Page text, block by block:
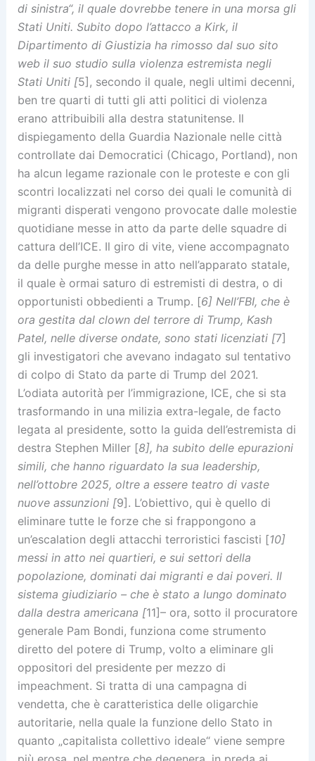
di sinistra“, il quale dovrebbe tenere in una morsa gli
Stati Uniti. Subito dopo l’attacco a Kirk, il
Dipartimento di Giustizia ha rimosso dal suo sito
web il suo studio sulla violenza estremista negli
Stati Uniti [5], secondo il quale, negli ultimi decenni,
ben tre quarti di tutti gli atti politici di violenza
erano attribuibili alla destra statunitense. Il
dispiegamento della Guardia Nazionale nelle città
controllate dai Democratici (Chicago, Portland), non
ha alcun legame razionale con le proteste e con gli
scontri localizzati nel corso dei quali le comunità di
migranti disperati vengono provocate dalle molestie
quotidiane messe in atto da parte delle squadre di
cattura dell’ICE. Il giro di vite, viene accompagnato
da delle purghe messe in atto nell’apparato statale,
il quale è ormai saturo di estremisti di destra, o di
opportunisti obbedienti a Trump. [6] Nell’FBI, che è
ora gestita dal clown del terrore di Trump, Kash
Patel, nelle diverse ondate, sono stati licenziati [7]
gli investigatori che avevano indagato sul tentativo
di colpo di Stato da parte di Trump del 2021.
L’odiata autorità per l’immigrazione, ICE, che si sta
trasformando in una milizia extra-legale, de facto
legata al presidente, sotto la guida dell’estremista di
destra Stephen Miller [8], ha subito delle epurazioni
simili, che hanno riguardato la sua leadership,
nell’ottobre 2025, oltre a essere teatro di vaste
nuove assunzioni [9]. L’obiettivo, qui è quello di
eliminare tutte le forze che si frappongono a
un’escalation degli attacchi terroristici fascisti [10]
messi in atto nei quartieri, e sui settori della
popolazione, dominati dai migranti e dai poveri. Il
sistema giudiziario – che è stato a lungo dominato
dalla destra americana [11]– ora, sotto il procuratore
generale Pam Bondi, funziona come strumento
diretto del potere di Trump, volto a eliminare gli
oppositori del presidente per mezzo di
impeachment. Si tratta di una campagna di
vendetta, che è caratteristica delle oligarchie
autoritarie, nella quale la funzione dello Stato in
quanto „capitalista collettivo ideale“ viene sempre